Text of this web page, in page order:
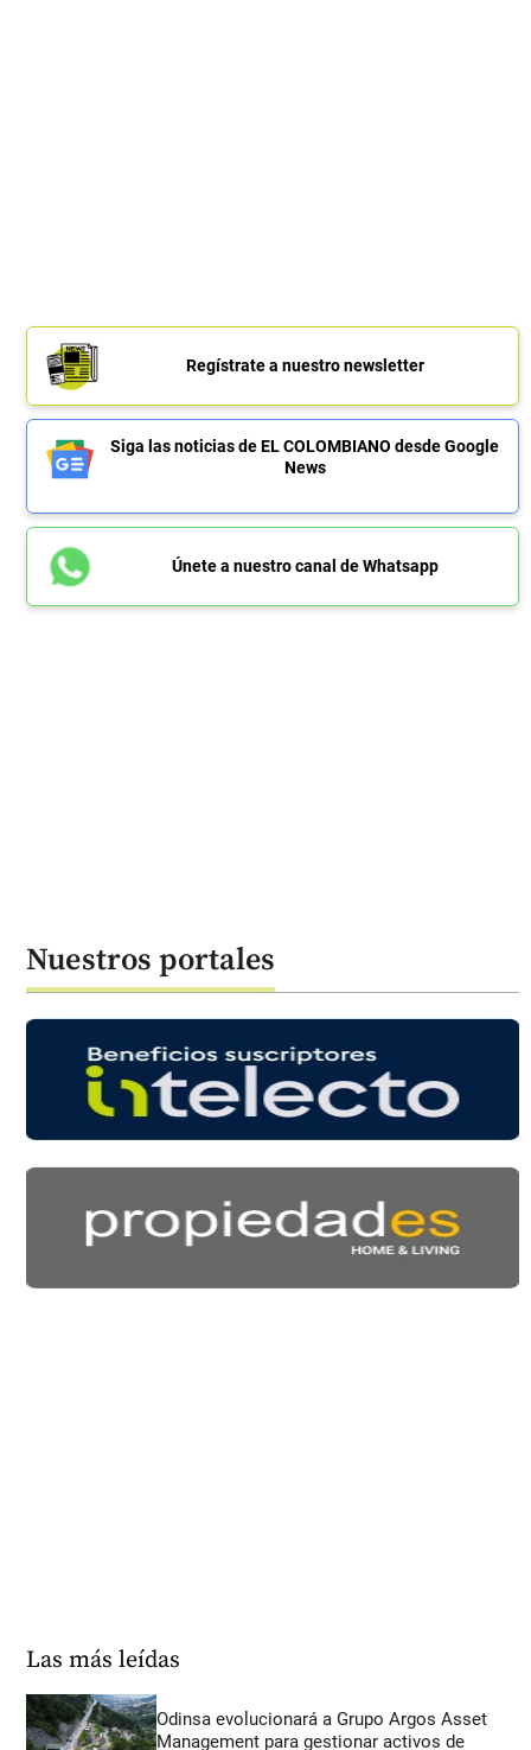
Regístrate a nuestro newsletter
Siga las noticias de EL COLOMBIANO desde Google
News
Únete a nuestro canal de Whatsapp
Nuestros portales
Las más leídas
Odinsa evolucionará a Grupo Argos Asset
Management para gestionar activos de